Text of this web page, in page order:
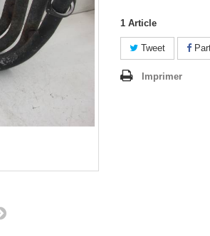
1 Article
Tweet
Imprimer